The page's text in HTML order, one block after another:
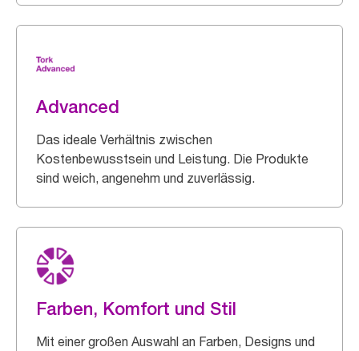
Advanced
Das ideale Verhältnis zwischen
Kostenbewusstsein und Leistung. Die Produkte
sind weich, angenehm und zuverlässig.
Farben, Komfort und Stil
Mit einer großen Auswahl an Farben, Designs und